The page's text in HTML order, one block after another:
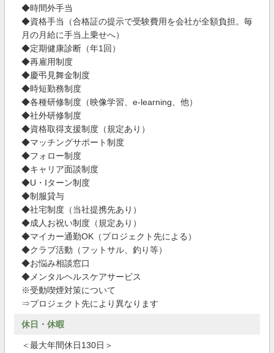
◆時間外手当
◆資格手当（合格証の提示で受験費用を会社が全額負担。毎
月の月給に手当上乗せへ）
◆定期健康診断（年1回）
◆再雇用制度
◆慶弔見舞金制度
◆時短勤務制度
◆各種研修制度（映像学習、e-learning、他）
◆社外研修制度
◆資格取得支援制度（規定あり）
◆マッチングサポート制度
◆フォロー制度
◆キャリア面談制度
◆U・Iターン制度
◆制服貸与
◆社宅制度（当社提携先あり）
◆成人お祝い制度（規定あり）
◆マイカー通勤OK（プロジェクト先による）
◆クラブ活動（フットサル、釣り等）
◆お悩み相談窓口
◆メンタルヘルスケアサービス
※受動喫煙対策について
⇒プロジェクト先により異なります
休日・休暇
＜最大年間休日130日＞